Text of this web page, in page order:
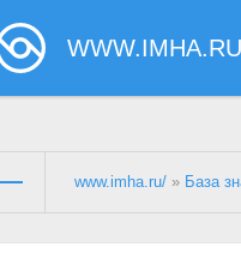
head.php"}
WWW.IMHA.RU
www.imha.ru/ » База